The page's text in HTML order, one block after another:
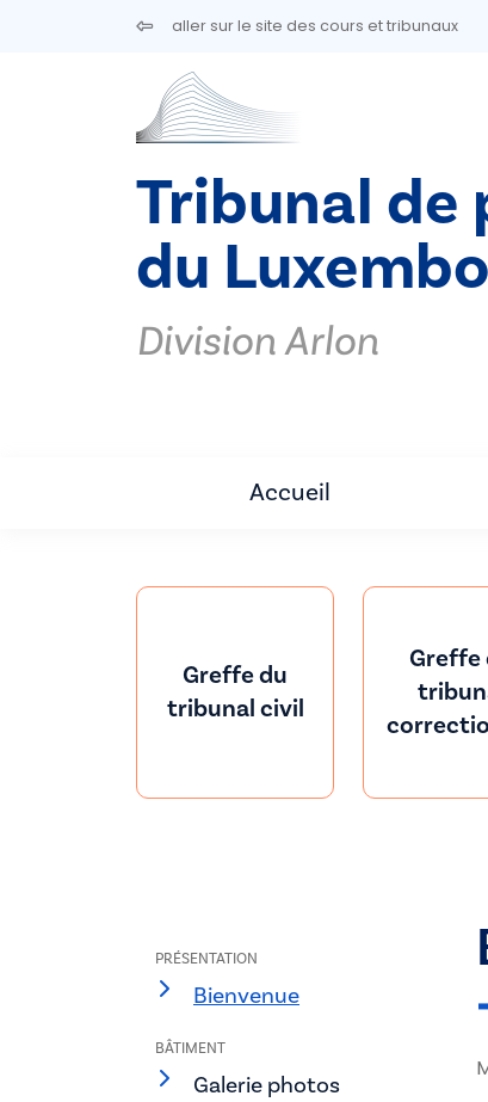
Aller au contenu principalaller sur le site des cours et tribunaux
Tribunal de
du
Division Arlon
Accueil
Greffe du
tribunal civil
Greffe
PRÉSENTATION
Bienvenue
BÂTIMENT
Galerie photos